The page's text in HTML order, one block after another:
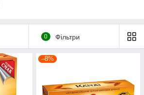
0 Фільтри
–8%